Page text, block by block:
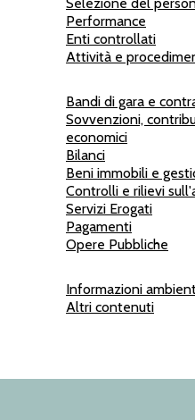
Performance
Enti controllati
Attività e
Bandi di gara e
Sovvenzioni,
economici
Bilanci
Beni immobili e
Controlli e rilievi
Servizi Erogati
Pagamenti
Opere Pubbliche
Informazioni
Altri contenuti